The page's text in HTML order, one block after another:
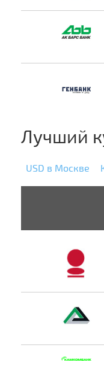
Лучший
USD в Москве